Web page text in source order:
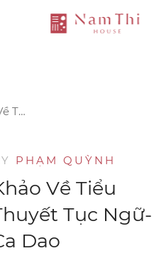
public_html/web/
Ca Dao
PHẠM QUỲNH
Về Tiểu
Tục Ngữ-
Dao